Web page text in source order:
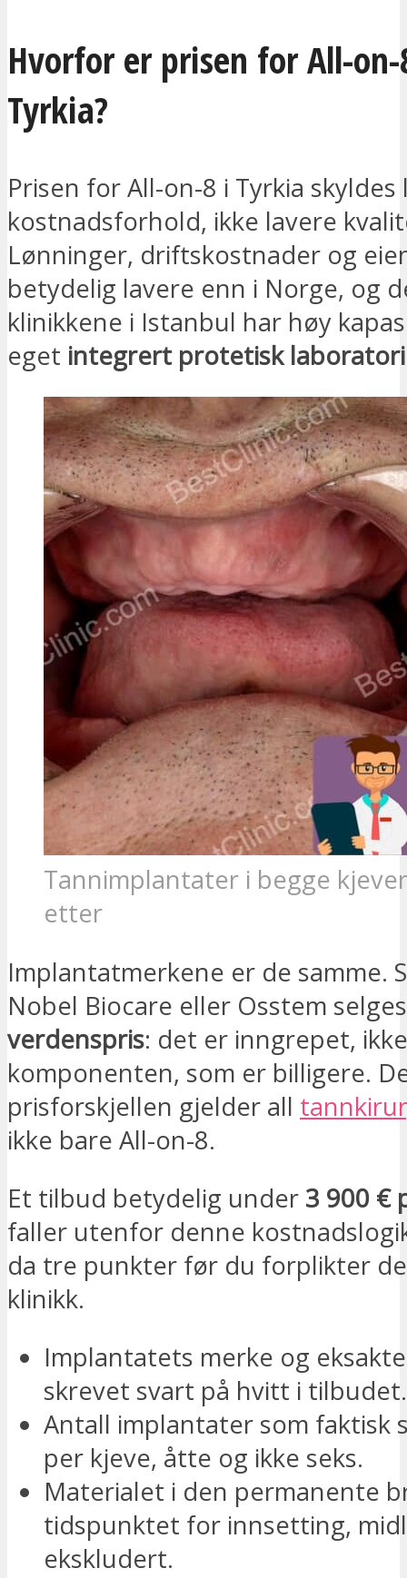
Hvorfor er prisen for All-
Tyrkia?
Prisen for All-on-8 i Tyrkia skyldes
kostnadsforhold, ikke lavere
Lønninger, driftskostnader og
betydelig lavere enn i Norge, og
klinikkene i Istanbul har høy
eget integrert protetisk
Tannimplantater i begge
etter
Implantatmerkene er de samme.
Nobel Biocare eller Osstem
verdenspris: det er inngrepet, ikke
komponenten, som er billigere.
prisforskjellen gjelder all
ikke bare All-on-8.
Et tilbud betydelig under 3 900 €
faller utenfor denne
da tre punkter før du forplikter
klinikk.
Implantatets merke og
skrevet svart på hvitt i tilbudet.
Antall implantater som faktisk
per kjeve, åtte og ikke seks.
Materialet i den permanente
tidspunktet for innsetting,
ekskludert.